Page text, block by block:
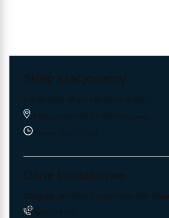
Sklep stacjonarny
Lokalizacja sklepu i godziny pracy
Trakt Lubelski 195, 04-667 Warszawa
Pon-pt: 8:00 - 17:00
Dane kontaktowe
Obsługa zamówień, zapytania ofertowe
884 024 451